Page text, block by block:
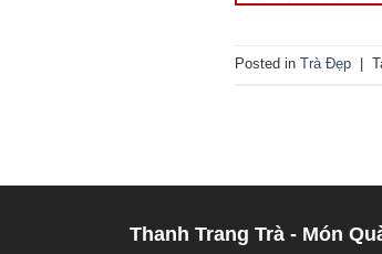
Posted in Trà Đẹp
Thanh Trang Trà - Món